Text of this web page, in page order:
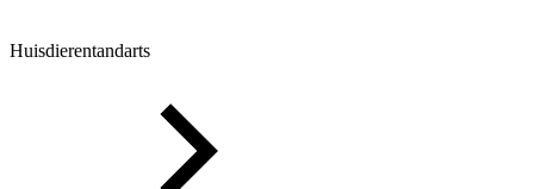
Huisdierentandarts